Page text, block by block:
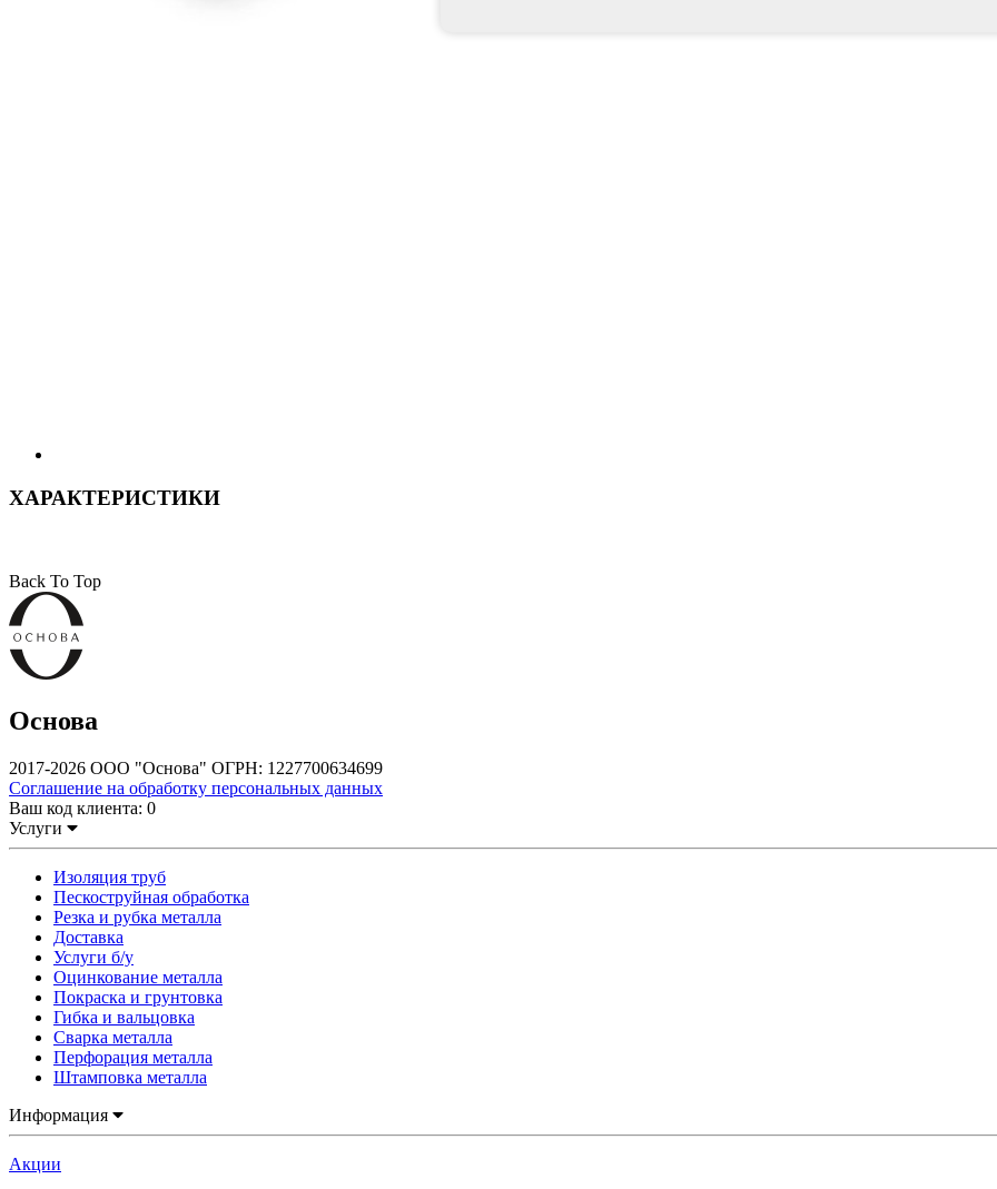
ХАРАКТЕРИСТИКИ
Back To Top
Основа
2017-2026 ООО "Основа" ОГРН: 1227700634699
Соглашение на обработку персональных данных
Ваш код клиента: 0
Услуги
Изоляция труб
Пескоструйная обработка
Резка и рубка металла
Доставка
Услуги б/у
Оцинкование металла
Покраска и грунтовка
Гибка и вальцовка
Сварка металла
Перфорация металла
Штамповка металла
Информация
Акции